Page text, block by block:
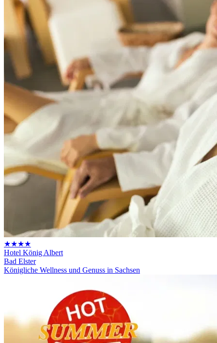
★★★★
Hotel König Albert
Bad Elster
Königliche Wellness und Genuss in Sachsen